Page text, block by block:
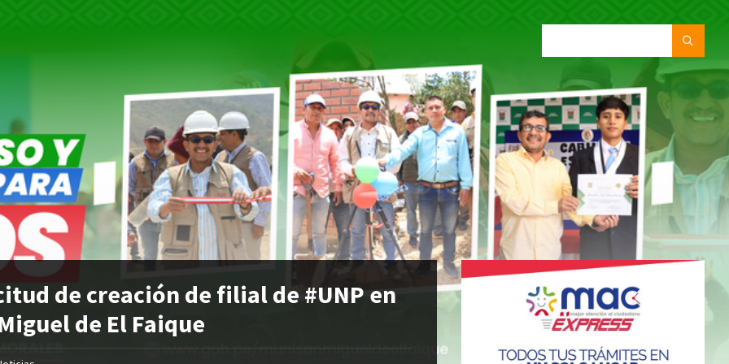
de creación de filial de #UNP en
de El Faique